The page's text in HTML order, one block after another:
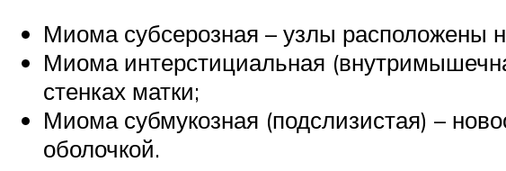
Миома субсерозная – узлы расположены
Миома интерстициальная
стенках матки;
Миома субмукозная (подслизистая) –
оболочкой.